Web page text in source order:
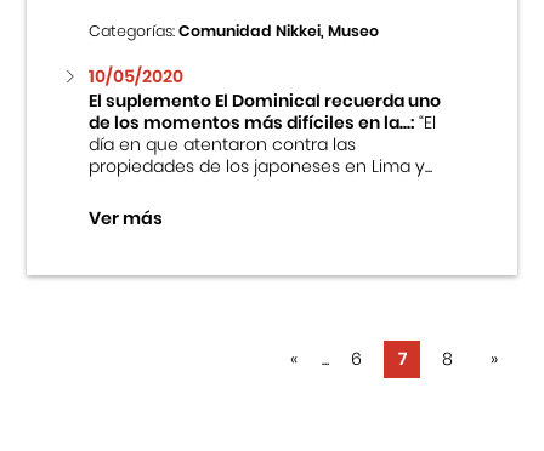
Categorías:Comunidad Nikkei, Museo
10/05/2020
El suplemento El Dominical recuerda uno
de los momentos más difíciles en la...:“El
día en que atentaron contra las
propiedades de los japoneses en Lima y...
Ver más
« ... 6 7 8 »